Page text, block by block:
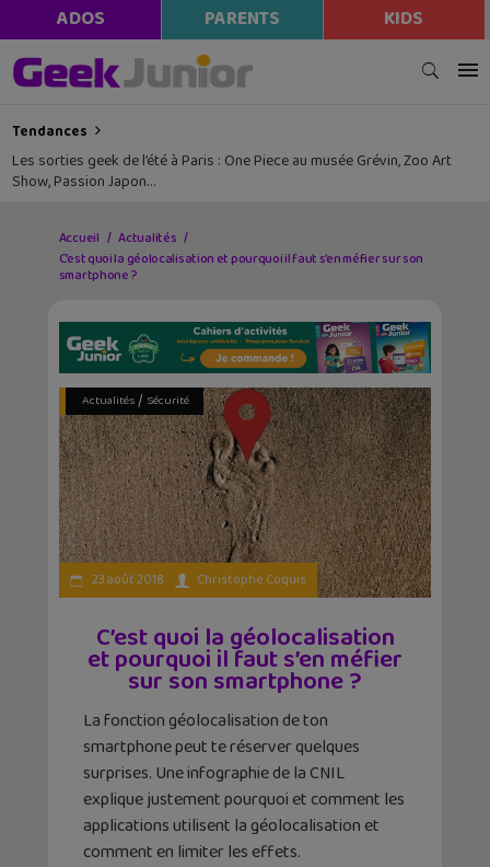
ADOS PARENTS KIDS
Tendances
Les sorties geek de l’été à Paris : One Piece au musée Grévin, Zoo Art
Show, Passion Japon…
Accueil
Actualités
C’est quoi la géolocalisation et pourquoi il faut s’en méfier sur son
smartphone ?
Actualités/ Sécurité
23 août 2018 Christophe Coquis
C’est quoi la géolocalisation
et pourquoi il faut s’en méfier
sur son smartphone ?
La fonction géolocalisation de ton
smartphone peut te réserver quelques
surprises. Une infographie de la CNIL
explique justement pourquoi et comment les
applications utilisent la géolocalisation et
comment en limiter les effets.